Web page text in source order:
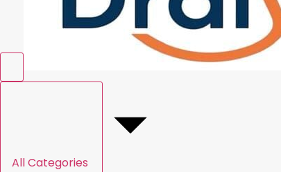
All Categories